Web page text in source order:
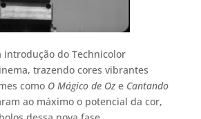
introdução do Technicolor
trazendo cores vibrantes
como O Mágico de Oze Cantando
ao máximo o potencial da cor,